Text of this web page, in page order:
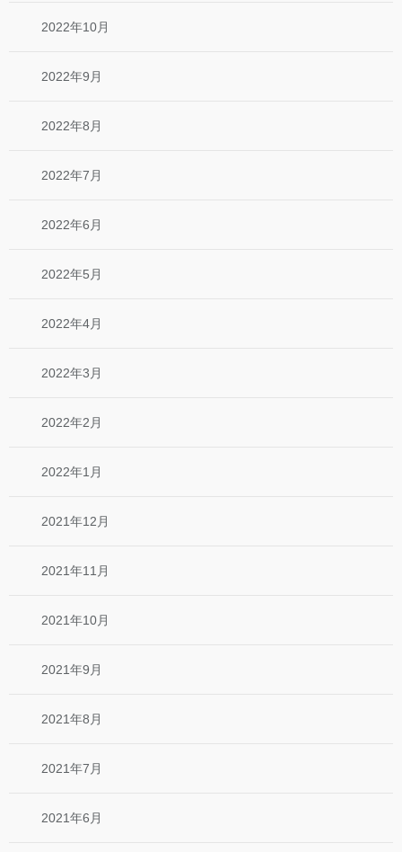
2022年10月
2022年9月
2022年8月
2022年7月
2022年6月
2022年5月
2022年4月
2022年3月
2022年2月
2022年1月
2021年12月
2021年11月
2021年10月
2021年9月
2021年8月
2021年7月
2021年6月